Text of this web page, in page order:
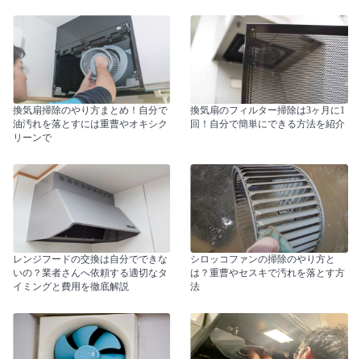
換気扇掃除のやり方まとめ！自分で
油汚れを落とすには重曹やオキシク
リーンで
換気扇のフィルター掃除は3ヶ月に1
回！自分で簡単にできる方法を紹介
レンジフードの交換は自分でできな
いの？業者さんへ依頼する適切なタ
イミングと費用を徹底解説
シロッコファンの掃除のやり方と
は？重曹やセスキで汚れを落とす方
法